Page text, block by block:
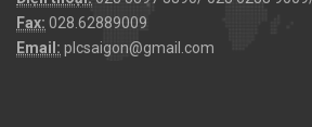
Fax: 028.62889009
Email: plcsaigon@gmail.com